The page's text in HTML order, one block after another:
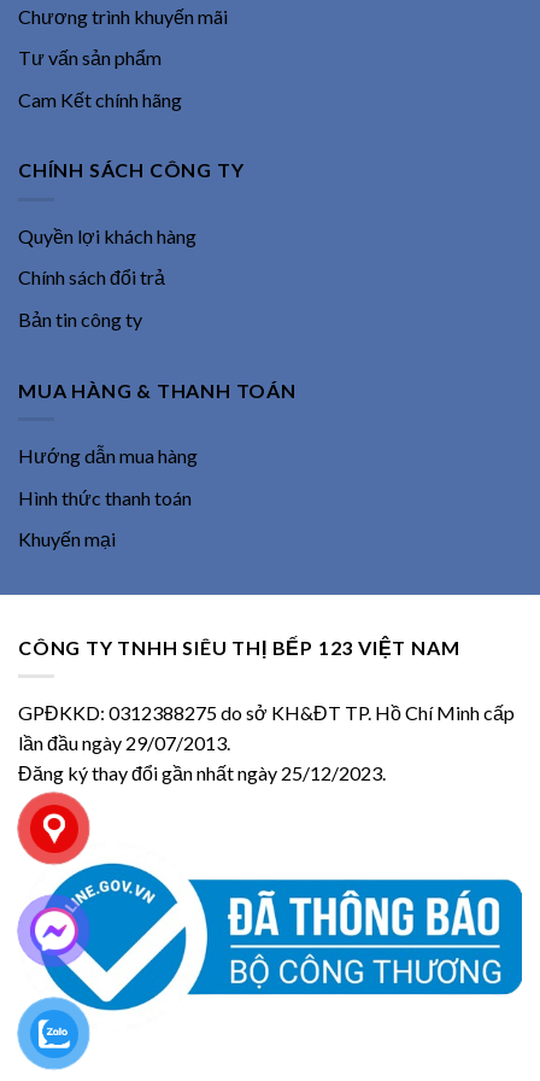
Chương trình khuyến mãi
Tư vấn sản phẩm
Cam Kết chính hãng
CHÍNH SÁCH CÔNG TY
Quyền lợi khách hàng
Chính sách đổi trả
Bản tin công ty
MUA HÀNG & THANH TOÁN
Hướng dẫn mua hàng
Hình thức thanh toán
Khuyến mại
CÔNG TY TNHH SIÊU THỊ BẾP 123 VIỆT NAM
GPĐKKD: 0312388275 do sở KH&ĐT TP. Hồ Chí Minh cấp
lần đầu ngày 29/07/2013.
Đăng ký thay đổi gần nhất ngày 25/12/2023.